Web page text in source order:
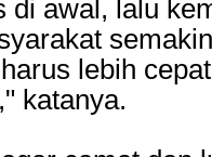
di awal, lalu
lebih
katanya.